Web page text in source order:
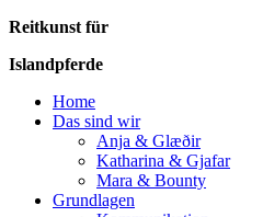
Reitkunst für
Islandpferde
Home
Das sind wir
Anja & Glæðir
Katharina & Gjafar
Mara & Bounty
Grundlagen